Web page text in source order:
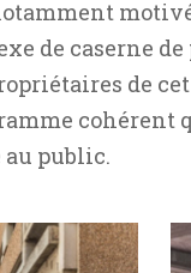
de caserne
de
public.